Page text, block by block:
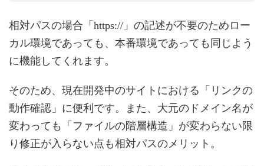
相対パスの場合「https://」の記述が不要のためロー
カル環境であっても、本番環境であっても同じよう
に機能してくれます。
そのため、現在開発中のサイトにおける「リンクの
動作確認」に便利です。また、大元のドメイン名が
変わっても「ファイルの階層構造」が変わらない限
り修正が入らない点も相対パスのメリット。